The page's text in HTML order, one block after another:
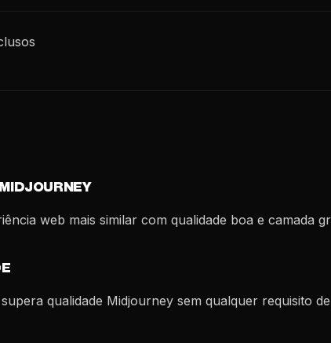
web mais similar com qualidade boa e camada
qualidade Midjourney sem qualquer requisito